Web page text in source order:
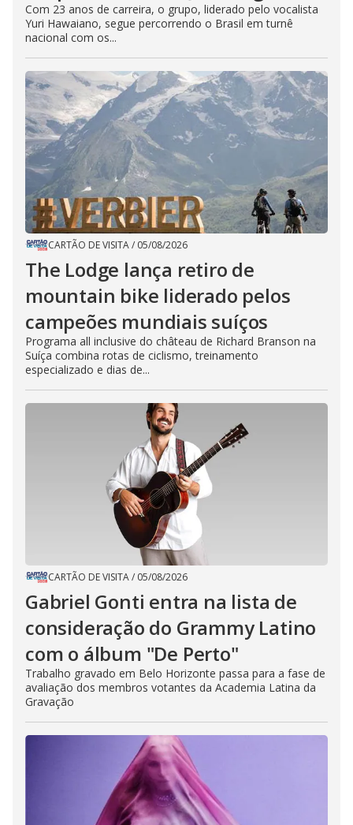
Com 23 anos de carreira, o grupo, liderado pelo vocalista
Yuri Hawaiano, segue percorrendo o Brasil em turnê
nacional com os...
CARTÃO DE VISITA/ 05/08/2026
The Lodge lança retiro de
mountain bike liderado pelos
campeões mundiais suíços
Programa all inclusive do château de Richard Branson na
Suíça combina rotas de ciclismo, treinamento
especializado e dias de...
CARTÃO DE VISITA/ 05/08/2026
Gabriel Gonti entra na lista de
consideração do Grammy Latino
com o álbum "De Perto"
Trabalho gravado em Belo Horizonte passa para a fase de
avaliação dos membros votantes da Academia Latina da
Gravação